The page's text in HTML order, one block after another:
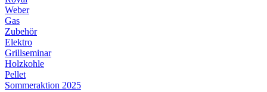
Weber
Gas
Zubehör
Elektro
Grillseminar
Holzkohle
Pellet
Sommeraktion 2025